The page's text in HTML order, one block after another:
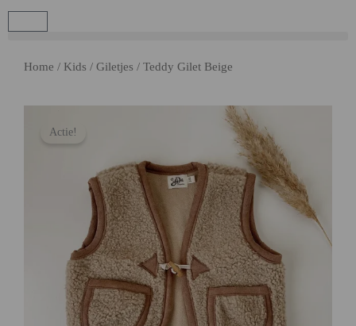
Home / Kids / Giletjes / Teddy Gilet Beige
Actie!